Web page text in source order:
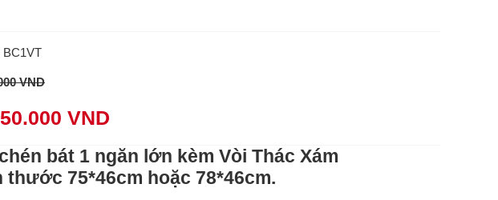
BC1VT
VND
VND
bát 1 ngăn lớn kèm Vòi Thác Xám
thước 75*46cm hoặc 78*46cm.